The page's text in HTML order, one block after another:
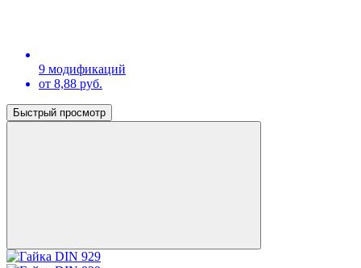
9 модификаций
от 8,88 руб.
Быстрый просмотр